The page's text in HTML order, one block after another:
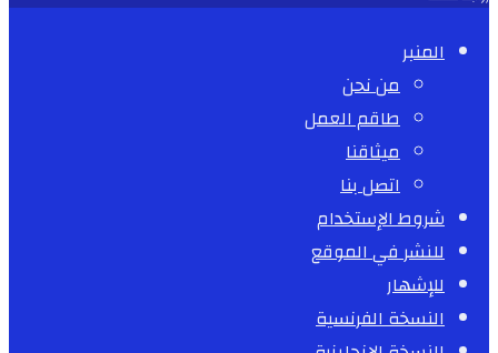
المنبر
من نحن
طاقم العمل
ميثاقنا
اتصل بنا
شروط الإستخدام
للنشر في الموقع
للإشهار
النسخة الفرنسية